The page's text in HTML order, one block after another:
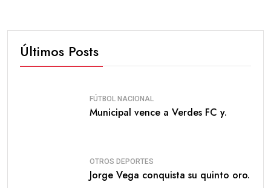
Últimos Posts
FÚTBOL NACIONAL
Municipal vence a Verdes FC y.
OTROS DEPORTES
Jorge Vega conquista su quinto oro.